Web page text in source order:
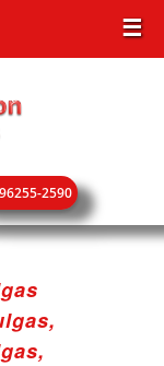
☰
2590